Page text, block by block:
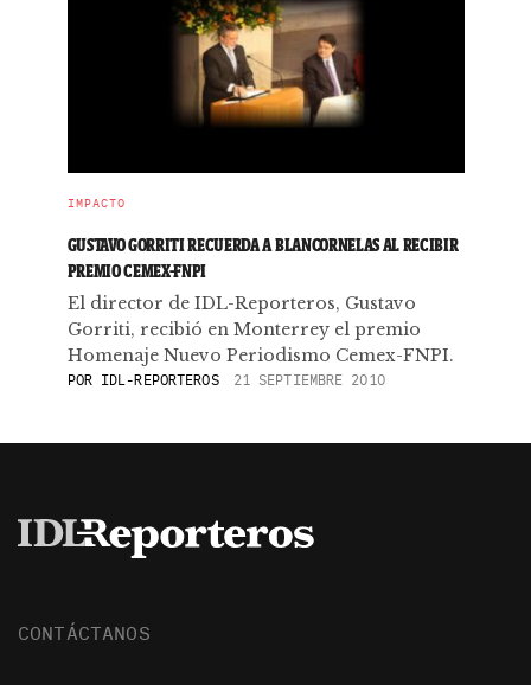
IMPACTO
GUSTAVO GORRITI RECUERDA A BLANCORNELAS AL RECIBIR
PREMIO CEMEX-FNPI
El director de IDL-Reporteros, Gustavo
Gorriti, recibió en Monterrey el premio
Homenaje Nuevo Periodismo Cemex-FNPI.
POR IDL-REPORTEROS 21 SEPTIEMBRE 2010
CONTÁCTANOS